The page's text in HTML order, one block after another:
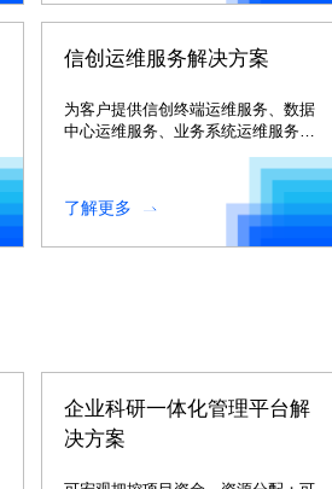
信创运维服务解决方案
为客户提供信创终端运维服务、数据
中心运维服务、业务系统运维服务、
适配迁移服务、安全维保服务等信创
了解更多
企业科研一体化管理平台解
决方案